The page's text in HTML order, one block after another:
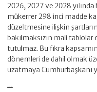
2026, 2027 ve 2028
mükerrer 298 inci madde
düzeltmesine ilişkin
bakılmaksızın mali
tutulmaz. Bu fıkra
dönemleri de dahil olmak
uzatmaya Cumhurbaşkanı
…